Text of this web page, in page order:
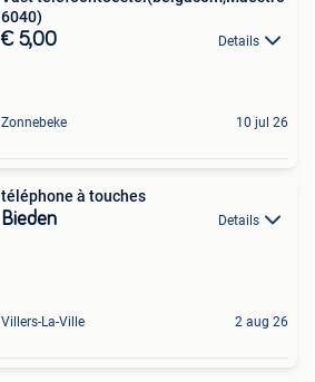
6040)
€ 5,00 Details
Zonnebeke 10 jul 26
téléphone à touches
Bieden Details
Villers-La-Ville 2 aug 26